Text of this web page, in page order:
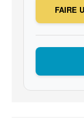
FAIRE